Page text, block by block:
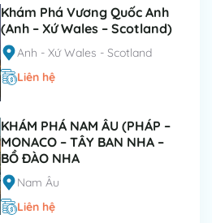
Khám Phá Vương Quốc Anh
(Anh – Xứ Wales – Scotland)
Anh - Xứ Wales - Scotland
Liên hệ
KHÁM PHÁ NAM ÂU (PHÁP –
MONACO – TÂY BAN NHA –
BỒ ĐÀO NHA
Nam Âu
Liên hệ